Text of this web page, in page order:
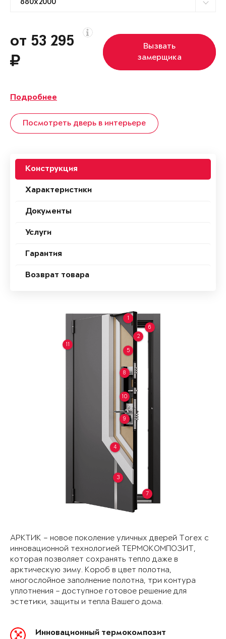
от 53 295
Вызвать
замерщика
Подробнее
Посмотреть дверь в интерьере
Конструкция
Характеристики
Документы
Услуги
Гарантия
Возврат товара
1
2
3
4
5
6
7
8
9
10
11
АРКТИК – новое поколение уличных дверей Torex с
инновационной технологией ТЕРМОКОМПОЗИТ,
которая позволяет сохранять тепло даже в
арктическую зиму. Короб в цвет полотна,
многослойное заполнение полотна, три контура
уплотнения – доступное готовое решение для
эстетики, защиты и тепла Вашего дома.
Инновационный термокомпозит